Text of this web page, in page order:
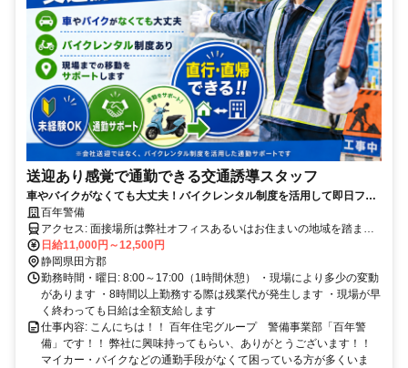
送迎あり感覚で通勤できる交通誘導スタッフ
車やバイクがなくても大丈夫！バイクレンタル制度を活用して即日フル
タイム勤務が出来ます！！
百年警備
アクセス: 面接場所は弊社オフィスあるいはお住まいの地域を踏ま
え、出張面接など柔軟な対応が可能です。 ・三島オフィス： 三島市
栄町1-31 栄ビル二階北室202 三島広小路駅 徒歩3分 三島駅 徒歩
15分 ・富士オフィス： 静岡県富士市今井348-4 SBSマイホームセン
ター ・御殿場オフィス：御殿場市東田中1884 SBSマイホームセンタ
ー
日給11,000円～12,500円
静岡県田方郡
勤務時間・曜日: 8:00～17:00（1時間休憩） ・現場により多少の変動
があります ・8時間以上勤務する際は残業代が発生します ・現場が早
く終わっても日給は全額支給します
仕事内容: こんにちは！！ 百年住宅グループ 警備事業部「百年警
備」です！！ 弊社に興味持ってもらい、ありがとうございます！！
マイカー・バイクなどの通勤手段がなくて困っている方が多くいま